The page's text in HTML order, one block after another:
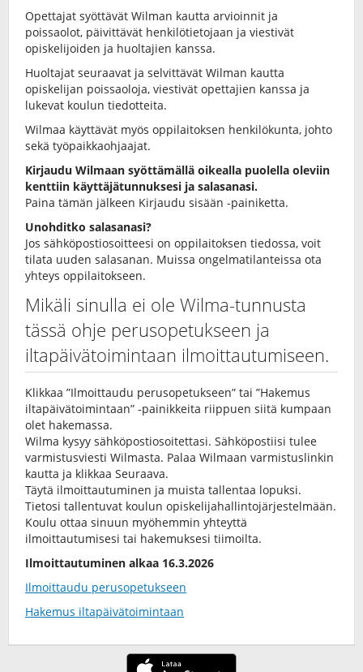
Opettajat syöttävät Wilman kautta arvioinnit ja
poissaolot, päivittävät henkilötietojaan ja viestivät
opiskelijoiden ja huoltajien kanssa.
Huoltajat seuraavat ja selvittävät Wilman kautta
opiskelijan poissaoloja, viestivät opettajien kanssa ja
lukevat koulun tiedotteita.
Wilmaa käyttävät myös oppilaitoksen henkilökunta, johto
sekä työpaikkaohjaajat.
Kirjaudu Wilmaan syöttämällä oikealla puolella oleviin
kenttiin käyttäjätunnuksesi ja salasanasi.
Paina tämän jälkeen Kirjaudu sisään -painiketta.
Unohditko salasanasi?
Jos sähköpostiosoitteesi on oppilaitoksen tiedossa, voit
tilata uuden salasanan. Muissa ongelmatilanteissa ota
yhteys oppilaitokseen.
Mikäli sinulla ei ole Wilma-tunnusta
tässä ohje perusopetukseen ja
iltapäivätoimintaan ilmoittautumiseen.
Klikkaa ”Ilmoittaudu perusopetukseen” tai ”Hakemus
iltapäivätoimintaan” -painikkeita riippuen siitä kumpaan
olet hakemassa.
Wilma kysyy sähköpostiosoitettasi. Sähköpostiisi tulee
varmistusviesti Wilmasta. Palaa Wilmaan varmistuslinkin
kautta ja klikkaa Seuraava.
Täytä ilmoittautuminen ja muista tallentaa lopuksi.
Tietosi tallentuvat koulun opiskelijahallintojärjestelmään.
Koulu ottaa sinuun myöhemmin yhteyttä
ilmoittautumisesi tai hakemuksesi tiimoilta.
Ilmoittautuminen alkaa 16.3.2026
Ilmoittaudu perusopetukseen
Hakemus iltapäivätoimintaan